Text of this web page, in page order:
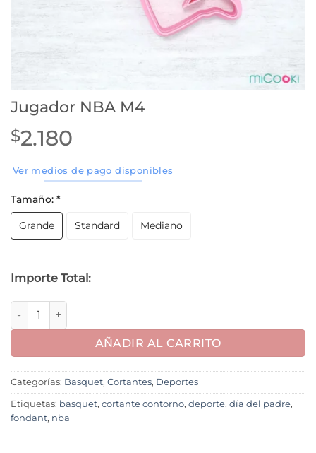
Jugador NBA M4
$2.180
Ver medios de pago disponibles
Tamaño: *
Grande Standard Mediano
Importe Total:
Jugador NBA M4 cantidad
AÑADIR AL CARRITO
Categorías: Basquet, Cortantes, Deportes
Etiquetas: basquet, cortante contorno, deporte, día del padre,
fondant, nba